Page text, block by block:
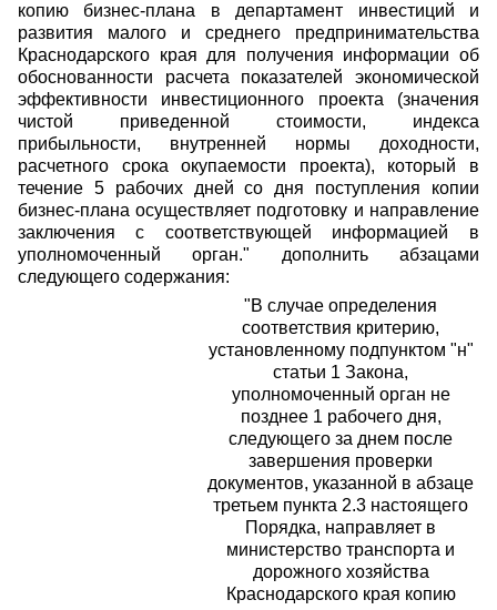
копию бизнес-плана в департамент инвестиций и
развития малого и среднего предпринимательства
Краснодарского края для получения информации об
обоснованности расчета показателей экономической
эффективности инвестиционного проекта (значения
чистой приведенной стоимости, индекса
прибыльности, внутренней нормы доходности,
расчетного срока окупаемости проекта), который в
течение 5 рабочих дней со дня поступления копии
бизнес-плана осуществляет подготовку и направление
заключения с соответствующей информацией в
уполномоченный орган." дополнить абзацами
следующего содержания:
"В случае определения
соответствия критерию,
установленному подпунктом "н"
статьи 1 Закона,
уполномоченный орган не
позднее 1 рабочего дня,
следующего за днем после
завершения проверки
документов, указанной в абзаце
третьем пункта 2.3 настоящего
Порядка, направляет в
министерство транспорта и
дорожного хозяйства
Краснодарского края копию